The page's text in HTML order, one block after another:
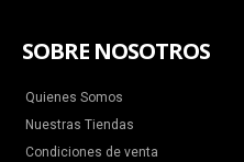
SOBRE NOSOTROS
Quienes Somos
Nuestras Tiendas
Condiciones de venta